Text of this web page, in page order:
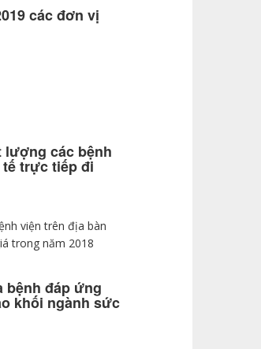
các đơn vị
lượng các bệnh
trực tiếp đi
viện trên địa bàn
trong năm 2018
bệnh đáp ứng
khối ngành sức